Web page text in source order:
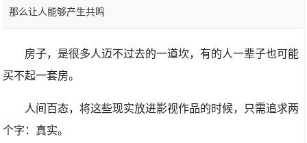
那么让人能够产生共鸣
房子，是很多人迈不过去的一道坎，有的人一辈子也可能
买不起一套房。
人间百态，将这些现实放进影视作品的时候，只需追求两
个字：真实。